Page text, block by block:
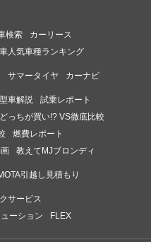
検索
カーリース
人気車種ランキング
サマータイヤ カーナビ
車解説
試乗レポート
どっちが買い!? VS徹底比較
燃費レポート
教えてMJブロンディ
引越し見積もり
サービス
ーション
FLEX